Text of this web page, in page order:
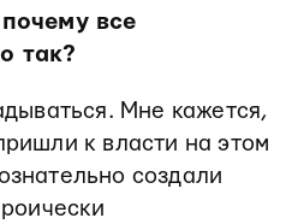
все
так?
Мне кажется,
к власти на этом
создали